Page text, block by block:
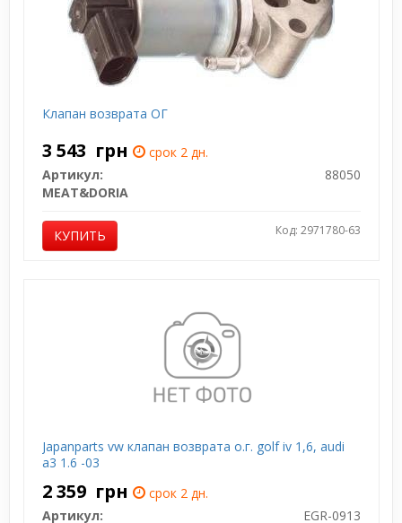
Клапан возврата ОГ
3 543 грн
срок 2 дн.
Артикул:
88050
MEAT&DORIA
КУПИТЬ Код: 2971780-63
Japanparts vw клапан возврата о.г. golf iv 1,6, audi
a3 1.6 -03
2 359 грн
срок 2 дн.
Артикул:
EGR-0913